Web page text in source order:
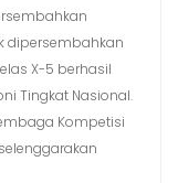
dipersembahkan
X-5 berhasil
Tingkat Nasional.
Kompetisi